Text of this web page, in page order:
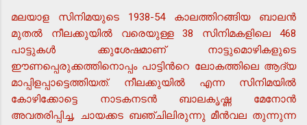
മലയാള സിനിമയുടെ 1938-54 കാലത്തിറങ്ങിയ ബാലന്‍
മുതല്‍ നീലക്കുയില്‍ വരെയുള്ള 38 സിനിമകളിലെ 468
പാട്ടുകള്‍ ക്കുശേഷമാണ് നാട്ടുമൊഴികളുടെ
ഈണപ്പെരുക്കത്തിനൊപ്പം പാട്ടിന്‍റെ ലോകത്തിലെ ആദ്യ
മാപ്പിളപ്പാട്ടെത്തിയത്. നീലക്കുയില്‍ എന്ന സിനിമയില്‍
കോഴിക്കോട്ടെ നാടകനടന്‍ ബാലകൃഷ്ണ മേനോന്‍
അവതരിപ്പിച്ച, ചായക്കട ബഞ്ചിലിരുന്നു മീന്‍വല തുന്നുന്ന